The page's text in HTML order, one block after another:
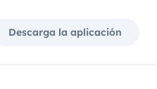
Descarga la aplicación